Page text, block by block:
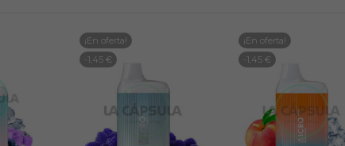
¡En oferta!
-1,45 €
¡En oferta!
-1,45 €